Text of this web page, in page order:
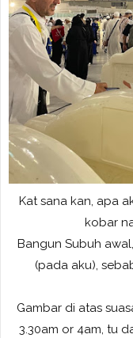
Kat sana kan, apa
kobar
Bangun Subuh
(pada aku),
Gambar di atas
3.30am or 4am, tu